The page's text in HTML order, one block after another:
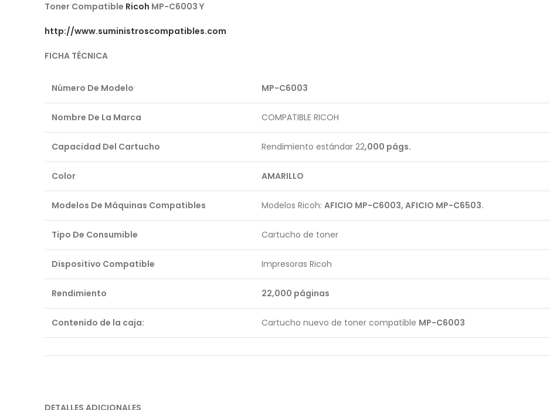
Toner Compatible Ricoh MP-C6003 Y
http://www.suministroscompatibles.com
FICHA TÉCNICA
Número De Modelo MP-C6003
Nombre De La Marca COMPATIBLE RICOH
Capacidad Del Cartucho Rendimiento estándar 22,000 págs.
Color AMARILLO
Modelos De Máquinas Compatibles Modelos Ricoh: AFICIO MP-C6003, AFICIO MP-C6503.
Tipo De Consumible Cartucho de toner
Dispositivo Compatible Impresoras Ricoh
Rendimiento 22,000 páginas
Contenido de la caja: Cartucho nuevo de toner compatible MP-C6003
DETALLES ADICIONALES